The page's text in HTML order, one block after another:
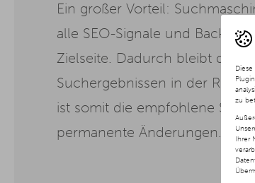
zu
Ihrer
Ein großer Vorteil:
alle SEO-Signale und
Zielseite. Dadurch bleibt die
Suchergebnissen in der Regel
ist somit die empfohlene
permanente Änderungen.